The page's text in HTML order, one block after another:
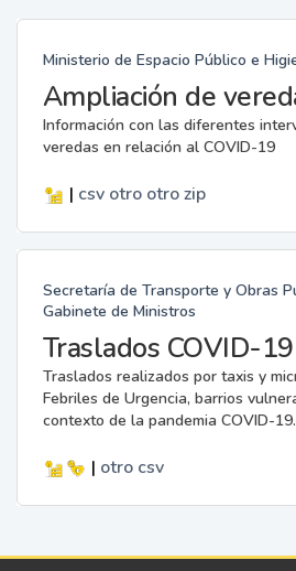
Ministerio de Espacio Público e
Ampliación de
Información con las diferentes
veredas en relación al COVID-19
| csv otro otro zip
Secretaría de Transporte y Obras
Gabinete de Ministros
Traslados COVID-19
Traslados realizados por taxis y
Febriles de Urgencia, barrios
contexto de la pandemia COVID-19.
| otro csv